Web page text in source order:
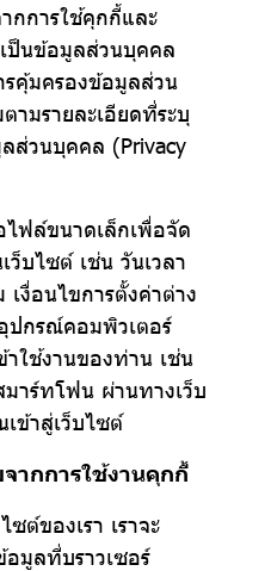
กการใช้คุกกี้และ
ป็นข้อมูลส่วนบุคคล
คุ้มครองข้อมูลส่วน
ามรายละเอียดที่ระบุ
ส่วนบุคคล (Privacy
ไฟล์ขนาดเล็กเพื่อจัด
ว็บไซต์ เช่น วันเวลา
งื่อนไขการตั้งค่าต่าง
ปกรณ์คอมพิวเตอร์
าใช้งานของท่าน เช่น
าร์ทโฟน ผ่านทางเว็บ
ข้าสู่เว็บไซต์
ากการใช้งานคุกกี้
ซต์ของเรา เราจะ
มูลที่บราวเซอร์